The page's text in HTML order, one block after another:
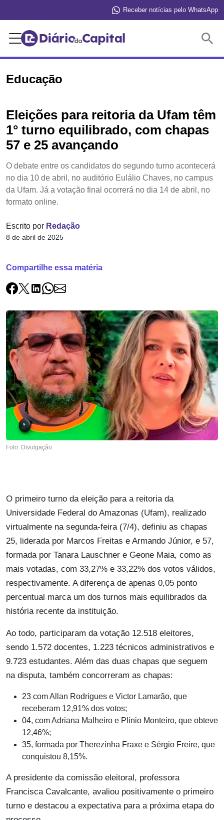
Receber notícias pelo WhatsApp
Educação
Eleições para reitoria da Ufam têm
1° turno equilibrado, com chapas
57 e 25 avançando
O debate entre os candidatos do segundo turno acontecerá
no dia 10 de abril, no auditório Eulálio Chaves, no campus
da Ufam. Já a votação final ocorrerá no dia 14 de abril, no
formato online.
Escrito por Redação
8 de abril de 2025
Compartilhe essa matéria
Foto: Divulgação
O primeiro turno da eleição para a reitoria da
Universidade Federal do Amazonas (Ufam), realizado
virtualmente na segunda-feira (7/4), definiu as chapas
25, liderada por Marcos Freitas e Armando Júnior, e 57,
formada por Tanara Lauschner e Geone Maia, como as
mais votadas, com 33,27% e 33,22% dos votos válidos,
respectivamente. A diferença de apenas 0,05 ponto
percentual marca um dos turnos mais equilibrados da
história recente da instituição.
Ao todo, participaram da votação 12.518 eleitores,
sendo 1.572 docentes, 1.223 técnicos administrativos e
9.723 estudantes. Além das duas chapas que seguem
na disputa, também concorreram as chapas:
23 com Allan Rodrigues e Victor Lamarão, que
receberam 12,91% dos votos;
04, com Adriana Malheiro e Plínio Monteiro, que obteve
12,46%;
35, formada por Therezinha Fraxe e Sérgio Freire, que
conquistou 8,15%.
A presidente da comissão eleitoral, professora
Francisca Cavalcante, avaliou positivamente o primeiro
turno e destacou a expectativa para a próxima etapa do